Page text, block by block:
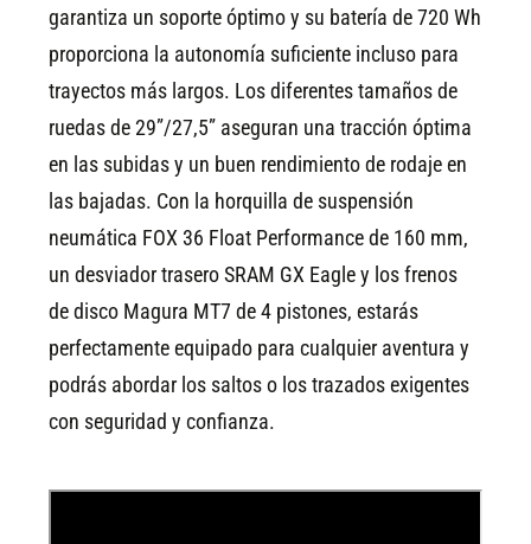
garantiza un soporte óptimo y su batería de 720 Wh
proporciona la autonomía suficiente incluso para
trayectos más largos. Los diferentes tamaños de
ruedas de 29”/27,5” aseguran una tracción óptima
en las subidas y un buen rendimiento de rodaje en
las bajadas. Con la horquilla de suspensión
neumática FOX 36 Float Performance de 160 mm,
un desviador trasero SRAM GX Eagle y los frenos
de disco Magura MT7 de 4 pistones, estarás
perfectamente equipado para cualquier aventura y
podrás abordar los saltos o los trazados exigentes
con seguridad y confianza.